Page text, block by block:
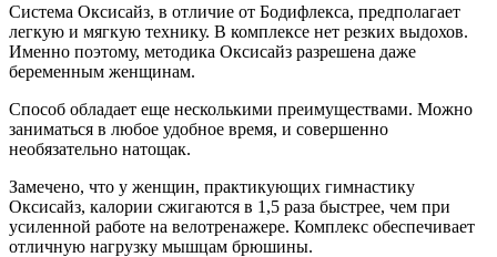
Система Оксисайз, в отличие от Бодифлекса, предполагает
легкую и мягкую технику. В комплексе нет резких выдохов.
Именно поэтому, методика Оксисайз разрешена даже
беременным женщинам.
Способ обладает еще несколькими преимуществами. Можно
заниматься в любое удобное время, и совершенно
необязательно натощак.
Замечено, что у женщин, практикующих гимнастику
Оксисайз, калории сжигаются в 1,5 раза быстрее, чем при
усиленной работе на велотренажере. Комплекс обеспечивает
отличную нагрузку мышцам брюшины.